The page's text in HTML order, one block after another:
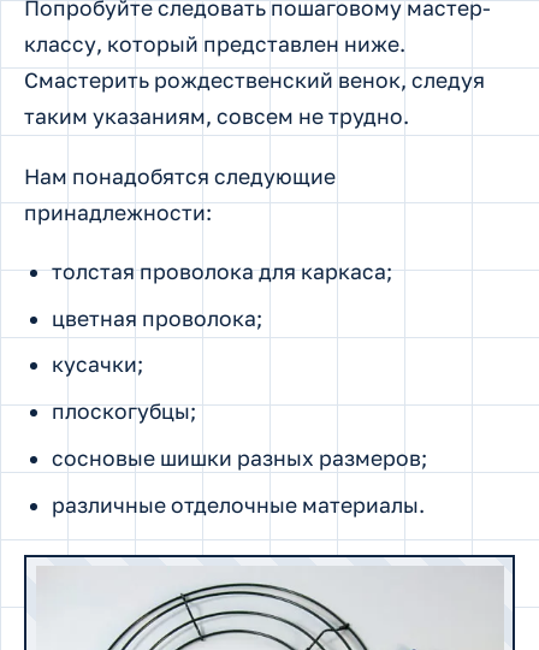
Попробуйте следовать пошаговому мастер-
классу, который представлен ниже.
Смастерить рождественский венок, следуя
таким указаниям, совсем не трудно.
Нам понадобятся следующие
принадлежности:
толстая проволока для каркаса;
цветная проволока;
кусачки;
плоскогубцы;
сосновые шишки разных размеров;
различные отделочные материалы.